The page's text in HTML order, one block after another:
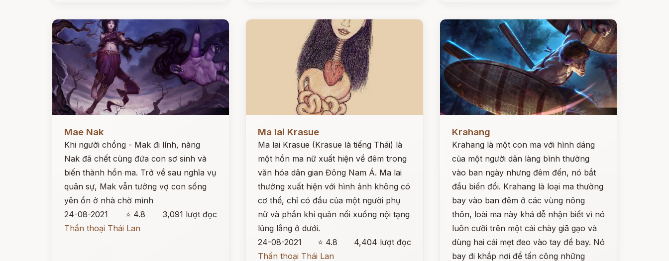
Mae Nak
Khi người chồng - Mak đi lính, nàng
Nak đã chết cùng đứa con sơ sinh và
biến thành hồn ma. Trở về sau nghĩa vụ
quân sự, Mak vẫn tưởng vợ con sống
yên ổn ở nhà chờ mình
24-08-2021
⭐ 4.8
3,091 lượt đọc
Thần thoại Thái Lan
Ma lai Krasue
Ma lai Krasue (Krasue là tiếng Thái) là
một hồn ma nữ xuất hiện về đêm trong
văn hóa dân gian Đông Nam Á. Ma lai
thường xuất hiện với hình ảnh không có
cơ thể, chỉ có đầu của một người phụ
nữ và phần khí quản nối xuống nội tạng
lủng lẳng ở dưới.
24-08-2021
⭐ 4.8
4,404 lượt đọc
Thần thoại Thái Lan
Krahang
Krahang là một con ma với hình dáng
của một người dân làng bình thường
vào ban ngày nhưng đêm đến, nó bắt
đầu biến đổi. Krahang là loại ma thường
bay vào ban đêm ở các vùng nông
thôn, loài ma này khá dễ nhận biết vì nó
luôn cưỡi trên một cái chày giã gạo và
dùng hai cái mẹt đeo vào tay để bay. Nó
bay đi khắp nơi để tấn công những